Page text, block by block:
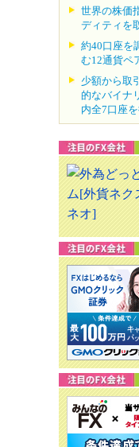
世界の株価
ディティを
約40口座を
む12通貨ペ
少額から取
的なバイナ
内全7口座を